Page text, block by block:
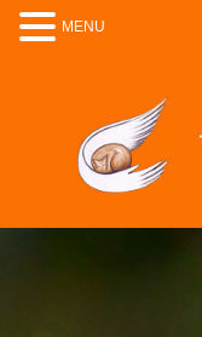
MENU